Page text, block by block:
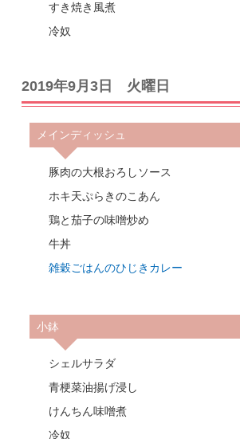
すき焼き風煮
冷奴
2019年9月3日 火曜日
メインディッシュ
豚肉の大根おろしソース
ホキ天ぷらきのこあん
鶏と茄子の味噌炒め
牛丼
雑穀ごはんのひじきカレー
小鉢
シェルサラダ
青梗菜油揚げ浸し
けんちん味噌煮
冷奴